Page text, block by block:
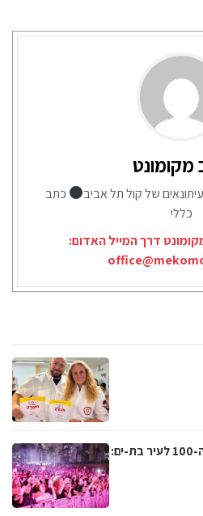
מקומונט
של קול תל אביב
כתב
כללי
דרך המייל האדום:
לקראת פתיחת חגיגות שנת ה-100 לעיר בת-ים: